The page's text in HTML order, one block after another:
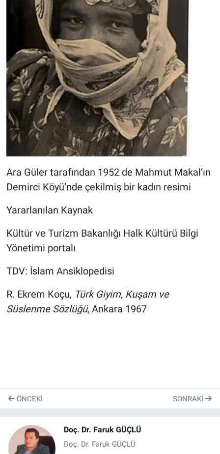
Ara Güler tarafından 1952 de Mahmut Makal’ın
Demirci Köyü’nde çekilmiş bir kadın resimi
Yararlanılan Kaynak
Kültür ve Turizm Bakanlığı Halk Kültürü Bilgi
Yönetimi portalı
TDV: İslam Ansiklopedisi
R. Ekrem Koçu, Türk Giyim, Kuşam ve
Süslenme Sözlüğü, Ankara 1967
ÖNCEKI SONRAKI
Doç. Dr. Faruk GÜÇLÜ
Doç. Dr. Faruk GÜÇLÜ